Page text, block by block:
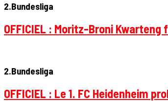
2.Bundesliga
OFFICIEL : Moritz-Broni
2.Bundesliga
OFFICIEL : Le 1. FC Heidenheim